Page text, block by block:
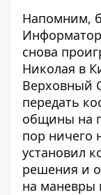
Напомним,
снова
Николая в
Верховный
передать
общины на
пор ничего
установил
решения и
на маневры